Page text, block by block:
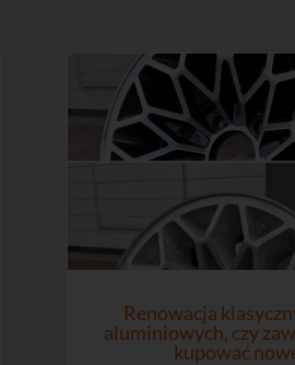
Renowacja
aluminiowych, czy
kupować